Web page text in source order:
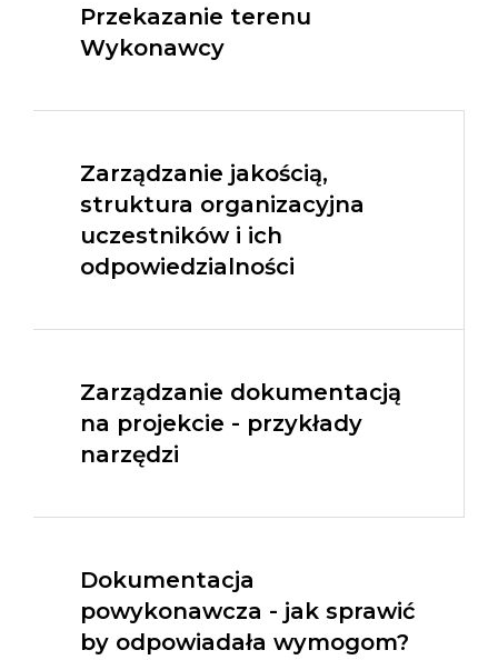
Przekazanie terenu
Wykonawcy
Zarządzanie jakością,
struktura organizacyjna
uczestników i ich
odpowiedzialności
Zarządzanie dokumentacją
na projekcie - przykłady
narzędzi
Dokumentacja
powykonawcza - jak sprawić
by odpowiadała wymogom?